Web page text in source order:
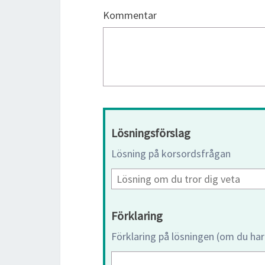
Kommentar
Lösningsförslag
Lösning på korsordsfrågan
Förklaring
Förklaring på lösningen (om du